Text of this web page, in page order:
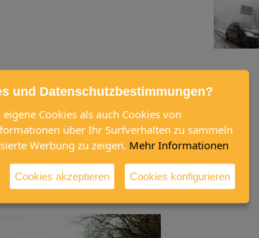
Weiter
und Datenschutzbestimmungen?
Cookies als auch Cookies von
über Ihr Surfverhalten zu sammeln
Werbung zu zeigen. Mehr Informationen
Cookies akzeptieren Cookies konfigurieren